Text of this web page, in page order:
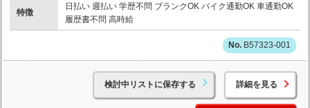
特徴
日払い 週払い 学歴不問 ブランクOK バイク通勤OK 車通勤OK
履歴書不問 高時給
B57323-001
検討中リストに保存する 詳細を見る